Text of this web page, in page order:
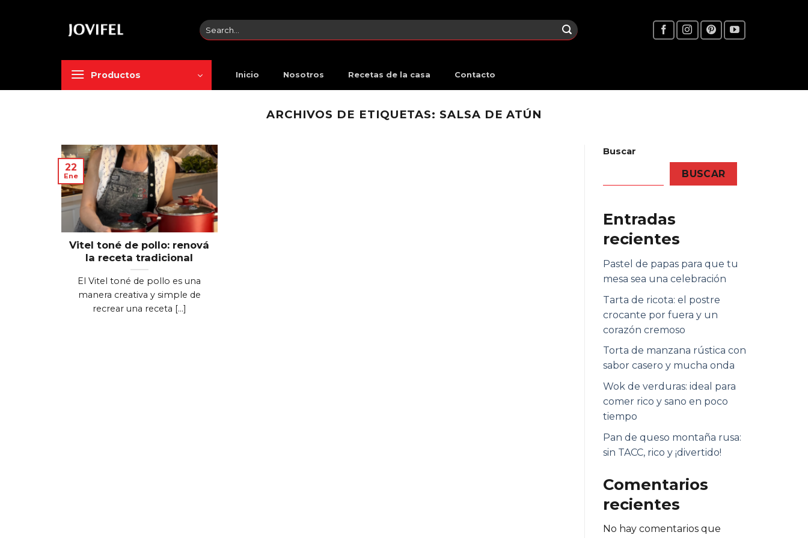
Search
for:
Productos Inicio Nosotros Recetas de la casa Contacto
ARCHIVOS DE ETIQUETAS: SALSA DE ATÚN
Vitel toné de pollo: renová
la receta tradicional
El Vitel toné de pollo es una
manera creativa y simple de
recrear una receta [...]
22
Ene
Buscar
BUSCAR
Entradas
recientes
Pastel de papas para que tu
mesa sea una celebración
Tarta de ricota: el postre
crocante por fuera y un
corazón cremoso
Torta de manzana rústica con
sabor casero y mucha onda
Wok de verduras: ideal para
comer rico y sano en poco
tiempo
Pan de queso montaña rusa:
sin TACC, rico y ¡divertido!
Comentarios
recientes
No hay comentarios que